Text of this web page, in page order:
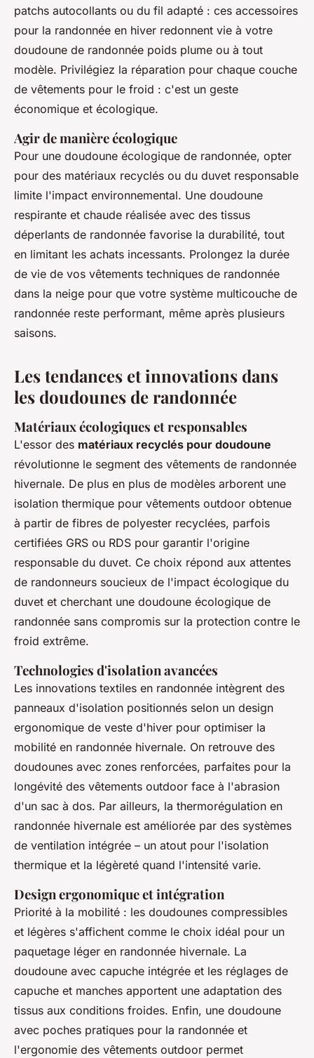
patchs autocollants ou du fil adapté : ces accessoires
pour la randonnée en hiver redonnent vie à votre
doudoune de randonnée poids plume ou à tout
modèle. Privilégiez la réparation pour chaque couche
de vêtements pour le froid : c'est un geste
économique et écologique.
Agir de manière écologique
Pour une doudoune écologique de randonnée, opter
pour des matériaux recyclés ou du duvet responsable
limite l'impact environnemental. Une doudoune
respirante et chaude réalisée avec des tissus
déperlants de randonnée favorise la durabilité, tout
en limitant les achats incessants. Prolongez la durée
de vie de vos vêtements techniques de randonnée
dans la neige pour que votre système multicouche de
randonnée reste performant, même après plusieurs
saisons.
Les tendances et innovations dans
les doudounes de randonnée
Matériaux écologiques et responsables
L'essor des matériaux recyclés pour doudoune
révolutionne le segment des vêtements de randonnée
hivernale. De plus en plus de modèles arborent une
isolation thermique pour vêtements outdoor obtenue
à partir de fibres de polyester recyclées, parfois
certifiées GRS ou RDS pour garantir l'origine
responsable du duvet. Ce choix répond aux attentes
de randonneurs soucieux de l'impact écologique du
duvet et cherchant une doudoune écologique de
randonnée sans compromis sur la protection contre le
froid extrême.
Technologies d'isolation avancées
Les innovations textiles en randonnée intègrent des
panneaux d'isolation positionnés selon un design
ergonomique de veste d'hiver pour optimiser la
mobilité en randonnée hivernale. On retrouve des
doudounes avec zones renforcées, parfaites pour la
longévité des vêtements outdoor face à l'abrasion
d'un sac à dos. Par ailleurs, la thermorégulation en
randonnée hivernale est améliorée par des systèmes
de ventilation intégrée – un atout pour l'isolation
thermique et la légèreté quand l'intensité varie.
Design ergonomique et intégration
Priorité à la mobilité : les doudounes compressibles
et légères s'affichent comme le choix idéal pour un
paquetage léger en randonnée hivernale. La
doudoune avec capuche intégrée et les réglages de
capuche et manches apportent une adaptation des
tissus aux conditions froides. Enfin, une doudoune
avec poches pratiques pour la randonnée et
l'ergonomie des vêtements outdoor permet